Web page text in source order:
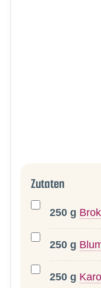
Zutaten
250 g
250 g
250 g